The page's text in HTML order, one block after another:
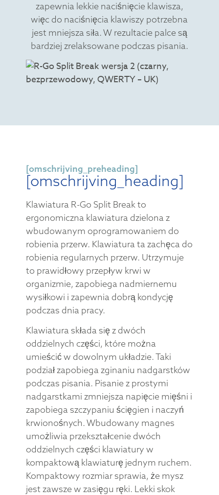
zapewnia lekkie naciśnięcie klawisza,
więc do naciśnięcia klawiszy potrzebna
jest mniejsza siła. W rezultacie palce są
bardziej zrelaksowane podczas pisania.
[omschrijving_preheading]
[omschrijving_heading]
Klawiatura R-Go Split Break to
ergonomiczna klawiatura dzielona z
wbudowanym oprogramowaniem do
robienia przerw. Klawiatura ta zachęca do
robienia regularnych przerw. Utrzymuje
to prawidłowy przepływ krwi w
organizmie, zapobiega nadmiernemu
wysiłkowi i zapewnia dobrą kondycję
podczas dnia pracy.
Klawiatura składa się z dwóch
oddzielnych części, które można
umieścić w dowolnym układzie. Taki
podział zapobiega zginaniu nadgarstków
podczas pisania. Pisanie z prostymi
nadgarstkami zmniejsza napięcie mięśni i
zapobiega szczypaniu ścięgien i naczyń
krwionośnych. Wbudowany magnes
umożliwia przekształcenie dwóch
oddzielnych części klawiatury w
kompaktową klawiaturę jednym ruchem.
Kompaktowy rozmiar sprawia, że mysz
jest zawsze w zasięgu ręki. Lekki skok